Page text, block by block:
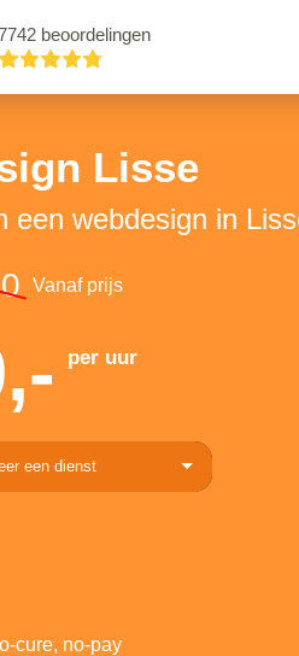
beoordelingen
Lisse
een webdesign in
Vanaf prijs
per uur
een dienst
cure, no-pay